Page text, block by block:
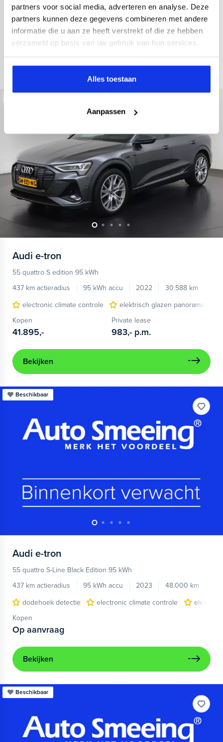
partners voor social media, adverteren en analyse. Deze
partners kunnen deze gegevens combineren met andere
informatie die u aan ze heeft verstrekt of die ze hebben
verzameld op basis van uw gebruik van hun services.
Alles toestaan
Aanpassen
electronic climate controle
elektrisch glazen panorama-dak
Kopen
39.895,-
Private lease
893,- p.m.
Bekijken
Audi e-tron
55 quattro S edition 95 kWh
437 km actieradius
95 kWh accu 2022
30.588 km
electronic climate controle
elektrisch glazen panorama-dak
Kopen
41.895,-
Private lease
983,- p.m.
Bekijken
Beschikbaar
Audi e-tron
55 quattro S-Line Black Edition 95 kWh
437 km actieradius
95 kWh accu 2023
48.000 km
dodehoek detectie
electronic climate controle
Kopen
Op aanvraag
Bekijken
Beschikbaar